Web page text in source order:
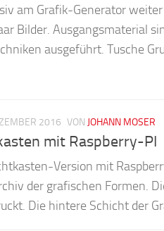
am Grafik-Generator
Bilder. Ausgangsmaterial
ausgeführt. Tusche
2016 VON JOHANN MOSER
mit Raspberry-PI
Version mit
der grafischen Formen.
Die hintere Schicht der